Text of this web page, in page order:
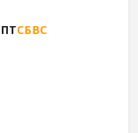
ПТСБВС